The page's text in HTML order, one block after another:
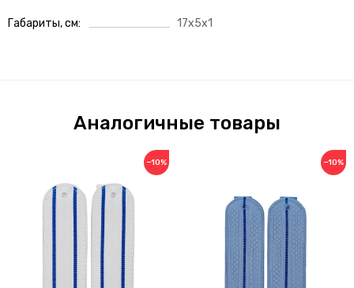
Габариты, см 17x5x1
Аналогичные товары
−10% −10%